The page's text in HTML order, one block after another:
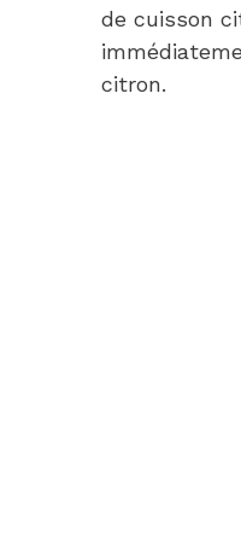
de cuisson
citron.